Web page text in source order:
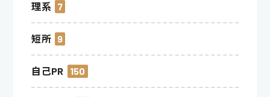
理系 7
短所 9
自己PR 150